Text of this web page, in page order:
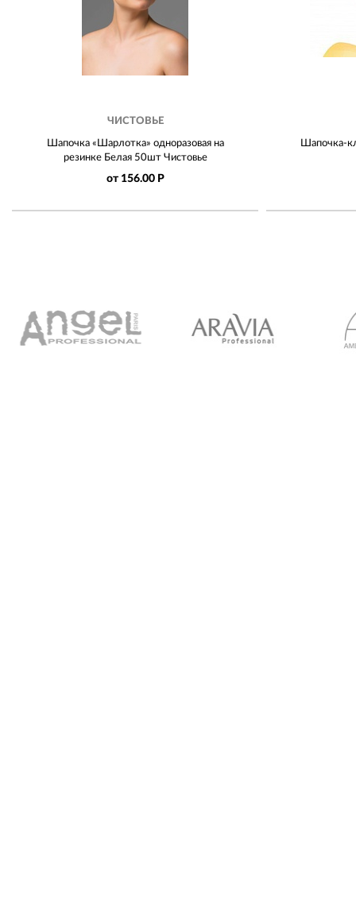
ЧИСТОВЬЕ
Шапочка «Шарлотка» одноразовая на
резинке Белая 50шт Чистовье
от 156.00 Р
Шапочка-